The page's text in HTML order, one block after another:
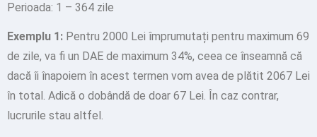
Perioada: 1 – 364 zile
Exemplu 1: Pentru 2000 Lei împrumutați pentru maximum 69
de zile, va fi un DAE de maximum 34%, ceea ce înseamnă că
dacă îi înapoiem în acest termen vom avea de plătit 2067 Lei
în total. Adică o dobândă de doar 67 Lei. În caz contrar,
lucrurile stau altfel.